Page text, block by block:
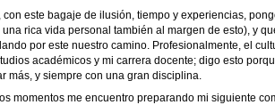
con este bagaje de ilusión, tiempo y experiencias,
una rica vida personal también al margen de esto), y
por este nuestro camino. Profesionalmente, el
académicos y mi carrera docente; digo esto
más, y siempre con una gran disciplina.
momentos me encuentro preparando mi siguiente